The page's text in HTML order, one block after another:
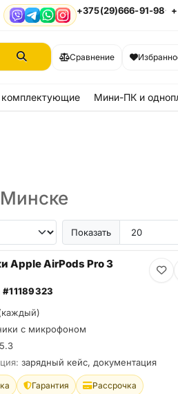
ViberTelegram
WhatsApp
Instagram
+375(29)666-91-98
Сравнение
Мини-ПК и
Показать
Apple AirPods Pro 3
#11189323
с микрофоном
5.3
зарядный кейс, документация
Гарантия Рассрочка